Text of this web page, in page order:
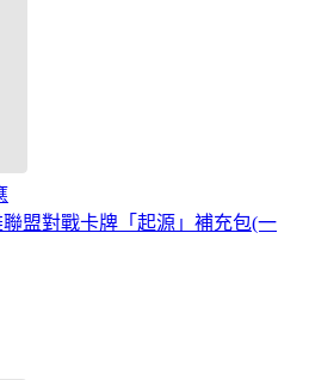
盟對戰卡牌「起源」補充包(一